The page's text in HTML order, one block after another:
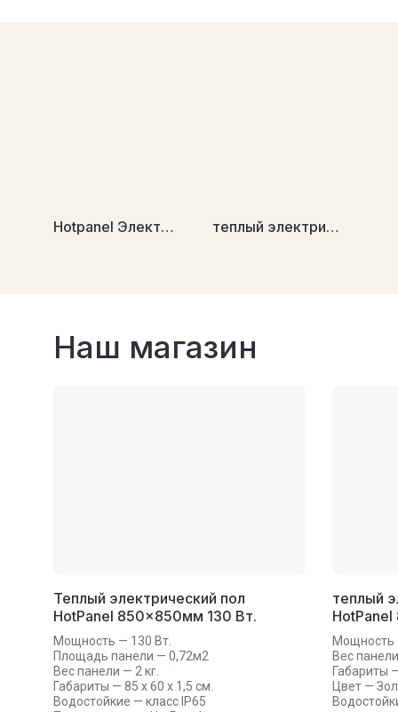
Hotpanel Электрические нагревательные панели (основное отопление) теплый электрический пол
Наш магазин
Теплый электрический пол
HotPanel 850×850мм 130 Вт.
Мощность — 130 Вт.
Площадь панели — 0,72м2
Вес панели — 2 кг.
Габариты — 85 х 60 х 1,5 см.
Водостойкие — класс IP65
теплый
Мощность
Вес
Габариты
Цвет —